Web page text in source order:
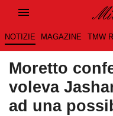
NOTIZIE MAGAZINE TMW
Moretto
voleva
ad una